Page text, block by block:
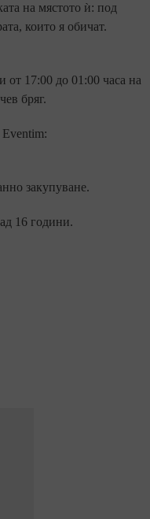
на мястото ѝ: под
които я обичат.
от 17:00 до 01:00 часа на
бряг.
закупуване.
16 години.